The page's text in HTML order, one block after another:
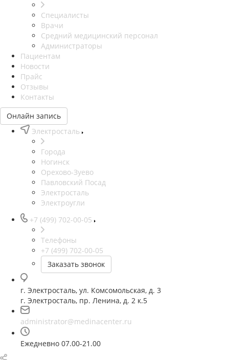
Специалисты
Врачи
Средний медицинский персонал
Администраторы
Пациентам
Новости
Прайс
Отзывы
Контакты
Онлайн запись
Электросталь
Города
Ногинск
Орехово-Зуево
Павловский Посад
Электросталь
Электроугли
+7 (499) 702-00-05
Телефоны
+7 (499) 702-00-05
Заказать звонок
г. Электросталь, ул. Комсомольская, д. 3
г. Электросталь, пр. Ленина, д. 2 к.5
administrator@medinacenter.ru
Ежедневно 07.00-21.00